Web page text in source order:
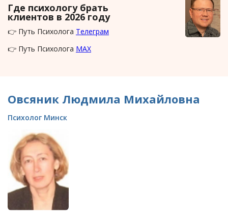
Где психологу брать
клиентов в 2026 году
👉 Путь Психолога Телеграм
👉 Путь Психолога MAX
Овсяник Людмила Михайловна
Психолог Минск